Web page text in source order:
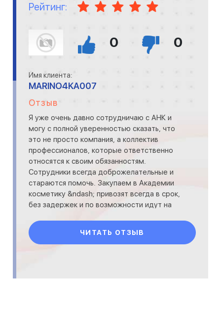
Рейтинг:
0 0
Имя клиента:
MARINO4KA007
Отзыв
Я уже очень давно сотрудничаю с АНК и
могу с полной уверенностью сказать, что
это не просто компания, а коллектив
профессионалов, которые ответственно
относятся к своим обязанностям.
Сотрудники всегда доброжелательные и
стараются помочь. Закупаем в Академии
косметику &ndash; привозят всегда в срок,
без задержек и по возможности идут на
ЧИТАТЬ ОТЗЫВ